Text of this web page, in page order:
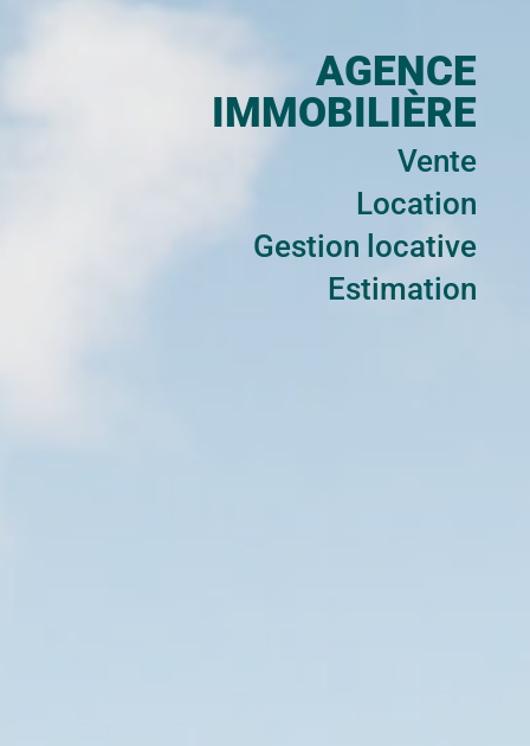
AGENCE
IMMOBILIÈRE
Vente
Location
Gestion locative
Estimation